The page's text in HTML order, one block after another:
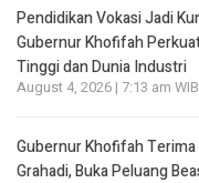
Pendidikan Vokasi Jadi
Gubernur Khofifah
Tinggi dan Dunia Industri
August 4, 2026 | 7:13 am WIB
Gubernur Khofifah
Grahadi, Buka Peluang